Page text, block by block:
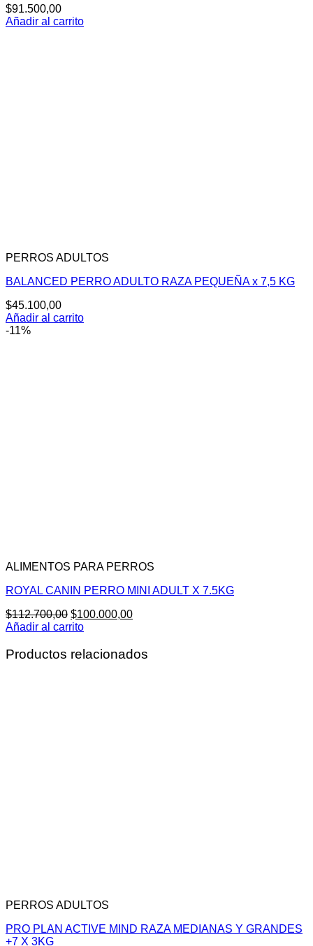
$91.500,00
Añadir al carrito
PERROS ADULTOS
BALANCED PERRO ADULTO RAZA PEQUEÑA x 7,5 KG
$45.100,00
Añadir al carrito
-11%
ALIMENTOS PARA PERROS
ROYAL CANIN PERRO MINI ADULT X 7.5KG
$112.700,00 El
precio
era:
$100.000,00El
es:
Añadir al carrito
Productos relacionados
PERROS ADULTOS
PRO PLAN ACTIVE MIND RAZA MEDIANAS Y GRANDES
+7 X 3KG